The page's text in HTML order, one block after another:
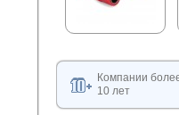
Компании
10 лет